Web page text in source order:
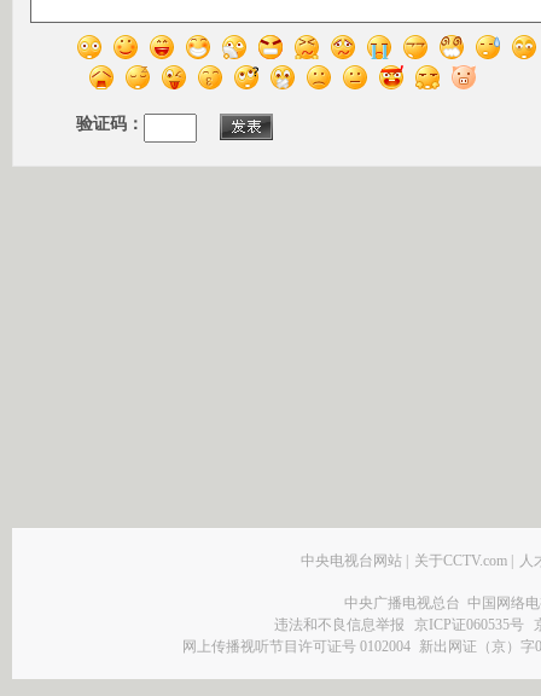
验证码：
中央电视台网站 关于CCTV.com 人
中央广播电视总台 中国网络
违法和不良信息举报
京ICP证060535号
网上传播视听节目许可证号 0102004 新出网证（京）